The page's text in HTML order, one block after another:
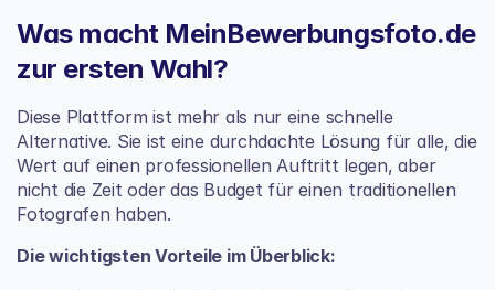
Was macht MeinBewerbungsfoto.de
zur ersten Wahl?
Diese Plattform ist mehr als nur eine schnelle
Alternative. Sie ist eine durchdachte Lösung für alle, die
Wert auf einen professionellen Auftritt legen, aber
nicht die Zeit oder das Budget für einen traditionellen
Fotografen haben.
Die wichtigsten Vorteile im Überblick: